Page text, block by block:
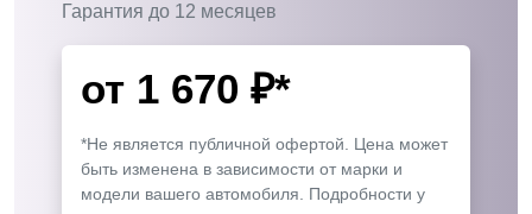
Гарантия до 12 месяцев
от 1 670 ₽*
*Не является публичной офертой. Цена может
быть изменена в зависимости от марки и
модели вашего автомобиля. Подробности у